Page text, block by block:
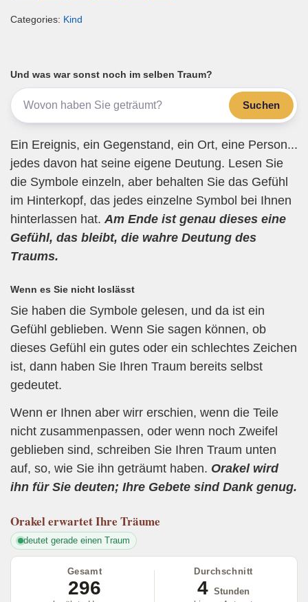
ail c
b
o
o
k
a
m
A
p
p
Categories: Kind
Und was war sonst noch im selben Traum?
Suchen
Ein Ereignis, ein Gegenstand, ein Ort, eine Person...
jedes davon hat seine eigene Deutung. Lesen Sie
die Symbole einzeln, aber behalten Sie das Gefühl
im Hinterkopf, das jedes einzelne Symbol bei Ihnen
hinterlassen hat. Am Ende ist genau dieses eine
Gefühl, das bleibt, die wahre Deutung des
Traums.
Wenn es Sie nicht loslässt
Sie haben die Symbole gelesen, und da ist ein
Gefühl geblieben. Wenn Sie sagen können, ob
dieses Gefühl ein gutes oder ein schlechtes Zeichen
ist, dann haben Sie Ihren Traum bereits selbst
gedeutet.
Wenn er Ihnen aber wirr erschien, wenn die Teile
nicht zusammenpassen, oder wenn noch Zweifel
geblieben sind, schreiben Sie Ihren Traum unten
auf, so, wie Sie ihn geträumt haben. Orakel wird
ihn für Sie deuten; Ihre Gebete sind Dank genug.
Orakelerwartet Ihre Träume
deutet gerade einen Traum
Gesamt
296
Durchschnitt
4 Stunden